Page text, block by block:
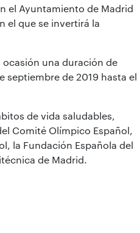
el Ayuntamiento de Madrid
el que se invertirá la
una duración de
septiembre de 2019 hasta el
de vida saludables,
Comité Olímpico Español,
la Fundación Española del
de Madrid.